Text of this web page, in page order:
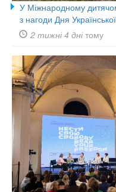
У Міжнародному
з нагоди Дня
2 тижні 4 днітому